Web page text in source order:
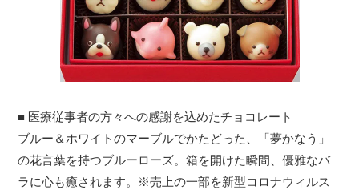
■ 医療従事者の方々への感謝を込めたチョコレート
ブルー＆ホワイトのマーブルでかたどった、「夢かなう」
の花言葉を持つブルーローズ。箱を開けた瞬間、優雅なバ
ラに心も癒されます。※売上の一部を新型コロナウィルス